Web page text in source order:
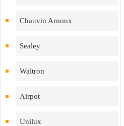
Chauvin Arnoux
Sealey
Waltron
Airpot
Unilux